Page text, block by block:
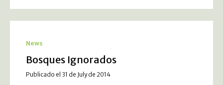
News
Bosques Ignorados
Publicado el 31 de July de 2014